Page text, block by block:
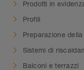
Prodotti in
Profili
Preparazione
Sistemi di
Balconi e terrazzi